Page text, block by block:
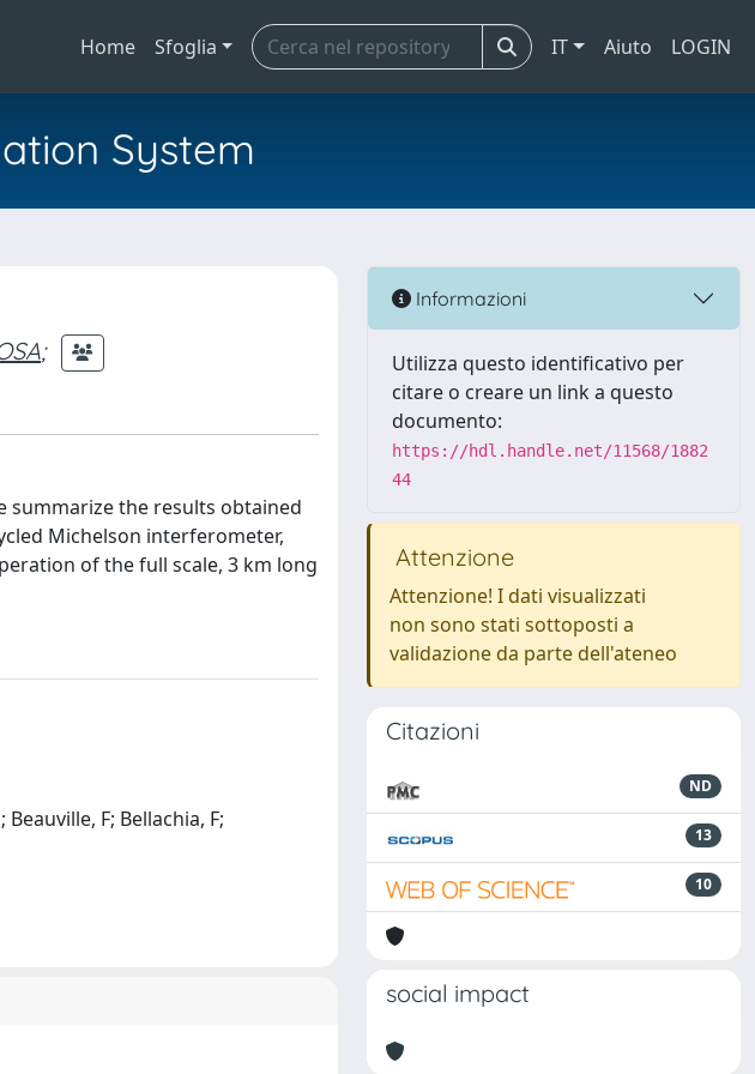
Home Sfoglia IT Aiuto LOGIN
System
;
summarize the results obtained
Michelson interferometer,
of the full scale, 3 km long
F; Bellachia, F;
Informazioni
Utilizza questo identificativo per
citare o creare un link a questo
documento:
https://hdl.handle.net/11568/1882
44
Attenzione
Attenzione! I dati visualizzati
non sono stati sottoposti a
validazione da parte dell'ateneo
Citazioni
ND
13
10
social impact